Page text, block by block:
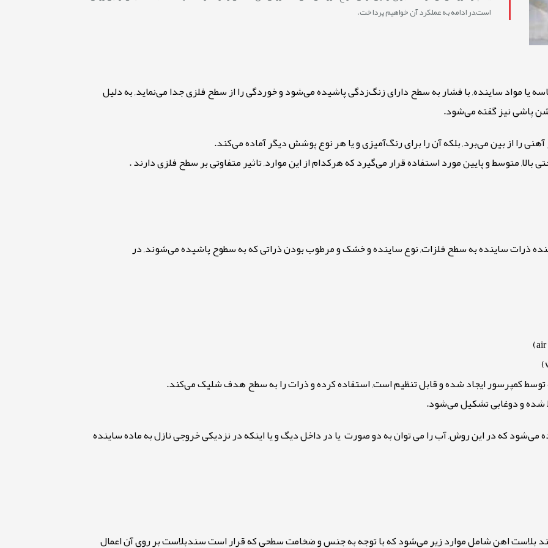
است,در ادامه به عملکرد آن خواهیم پرداخت.
یا مواد ساینده, با فشار به سطح دارای زنگ‌زدگی پاشیده می‌شود و خوردگی را از سطح فلزی جدا می‌نماید, بهدلیل
شن پاشی نیز گفته می‌شود.
را از بین می‌برد, بلکه آن را برای رنگ‌آمیزی و یا هر نوع پوشش دیگر آماده می‌کند.
متوسط و پایین مورد استفاده قرار می‌گیرد که هرکدام از این موارد, تاثیر متفاوتی بر سطح فلزی دارند .
ذرات ساینده به سطح فلزات, نوع ساینده و خشک و مرطوب بودن ذراتی که به سطوح پاشیده می‌شوند, در
توسط کمپرسور ایجاد شده و قابل تنظیم است, استفاده کرده و ذرات را به سطح هدف شلیک می‌کند.
شده و دوغابی تشکیل می‌شود.
می‌شود که در این روش, آب را می توان به دو صورت یا در داخل دیگ و یا اینکه در نزدیکی خروجی نازلبه ماده ساینده
بلاست اهن شامل موارد زیر می‌شود که با توجه به جنس و ضخامت سطحی که قرار است سندبلاست بر روی آن اعمال